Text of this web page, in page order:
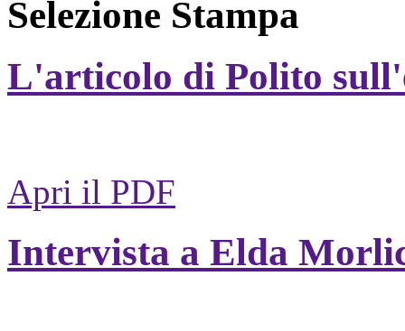
Selezione Stampa
L'articolo di Polito
Apri il PDF
Intervista a Elda